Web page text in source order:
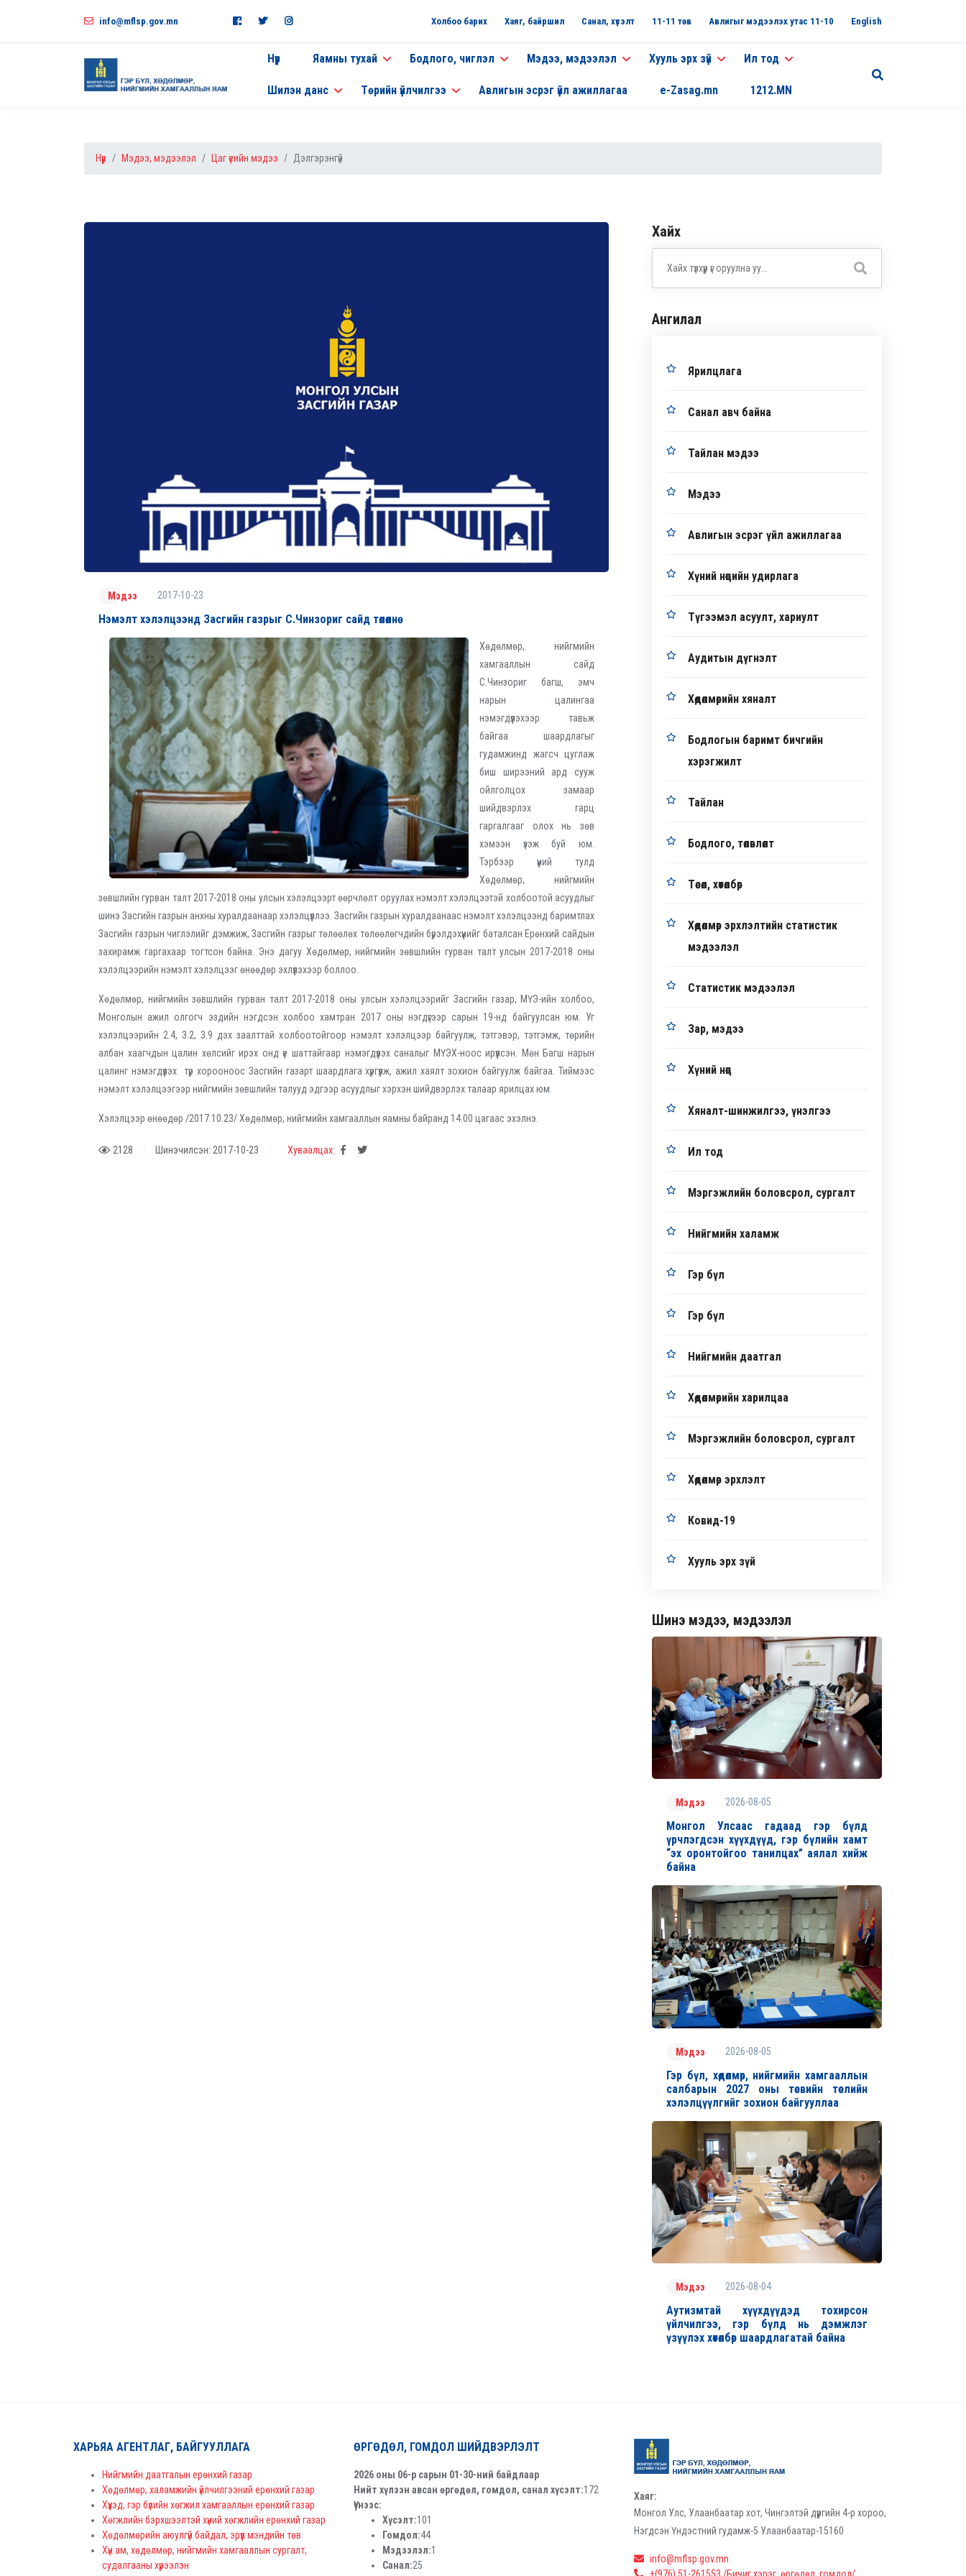
info@mflsp.gov.mn Холбоо барих Хаяг, байршил Санал, хүсэлт 11-11 төв Авлигыг мэдээлэх утас 11-10 English
Нүүр Яамны тухай Бодлого, чиглэл Мэдээ, мэдээлэл Хууль эрх зүй Ил тод
Шилэн данс Төрийн үйлчилгээ Авлигын эсрэг үйл ажиллагаа e-Zasag.mn 1212.MN
Нүүр Мэдээ, мэдээлэл Цаг үеийн мэдээ Дэлгэрэнгүй
Мэдээ 2017-10-23
Нэмэлт хэлэлцээнд Засгийн газрыг С.Чинзориг сайд төлөөлнө
Хөдөлмөр, нийгмийн
хамгааллын сайд
С.Чинзориг багш, эмч
нарын цалингаа
нэмэгдүүлэхээр тавьж
байгаа шаардлагыг
гудамжинд жагсч цуглаж
биш ширээний ард сууж
ойлголцох замаар
шийдвэрлэх гарц
гаргалгааг олох нь зөв
хэмээн үзэж буй юм.
Тэрбээр үүний тулд
Хөдөлмөр, нийгмийн
зөвшлийн гурван талт 2017-2018 оны улсын хэлэлцээрт өөрчлөлт оруулах нэмэлт хэлэлцээтэй холбоотой асуудлыг
шинэ Засгийн газрын анхны хуралдаанаар хэлэлцүүллээ. Засгийн газрын хуралдаанаас нэмэлт хэлэлцээнд баримтлах
Засгийн газрын чиглэлийг дэмжиж, Засгийн газрыг төлөөлөх төлөөлөгчдийн бүрэлдэхүүнийг баталсан Ерөнхий сайдын
захирамж гаргахаар тогтсон байна. Энэ дагуу Хөдөлмөр, нийгмийн зөвшлийн гурван талт улсын 2017-2018 оны
хэлэлцээрийн нэмэлт хэлэлцээг өнөөдөр эхлүүлэхээр боллоо.
Хөдөлмөр, нийгмийн зөвшлийн гурван талт 2017-2018 оны улсын хэлэлцээрийг Засгийн газар, МҮЭ-ийн холбоо,
Монголын ажил олгогч эздийн нэгдсэн холбоо хамтран 2017 оны нэгдүгээр сарын 19-нд байгуулсан юм. Уг
хэлэлцээрийн 2.4, 3.2, 3.9 дэх заалттай холбоотойгоор нэмэлт хэлэлцээр байгуулж, тэтгэвэр, тэтгэмж, төрийн
албан хаагчдын цалин хөлсийг ирэх онд үе шаттайгаар нэмэгдүүлэх саналыг МҮЭХ-ноос ирүүлсэн. Мөн Багш нарын
цалинг нэмэгдүүлэх түр хорооноос Засгийн газарт шаардлага хүргүүлж, ажил хаялт зохион байгуулж байгаа. Тиймээс
нэмэлт хэлэлцээгээр нийгмийн зөвшлийн талууд эдгээр асуудлыг хэрхэн шийдвэрлэх талаар ярилцах юм.
Хэлэлцээр өнөөдөр /2017.10.23/ Хөдөлмөр, нийгмийн хамгааллын яамны байранд 14.00 цагаас эхэлнэ.
2128 Шинэчилсэн: 2017-10-23 Хуваалцах:
Хайх
Ангилал
Ярилцлага
Санал авч байна
Тайлан мэдээ
Мэдээ
Авлигын эсрэг үйл ажиллагаа
Хүний нөөцийн удирлага
Түгээмэл асуулт, хариулт
Аудитын дүгнэлт
Хөдөлмөрийн хяналт
Бодлогын баримт бичгийн
хэрэгжилт
Тайлан
Бодлого, төлөвлөлт
Төсөл, хөтөлбөр
Хөдөлмөр эрхлэлтийн статистик
мэдээлэл
Статистик мэдээлэл
Зар, мэдээ
Хүний нөөц
Хяналт-шинжилгээ, үнэлгээ
Ил тод
Мэргэжлийн боловсрол, сургалт
Нийгмийн халамж
Гэр бүл
Гэр бүл
Нийгмийн даатгал
Хөдөлмөрийн харилцаа
Мэргэжлийн боловсрол, сургалт
Хөдөлмөр эрхлэлт
Ковид-19
Хууль эрх зүй
Шинэ мэдээ, мэдээлэл
Мэдээ 2026-08-05
Монгол Улсаас гадаад гэр бүлд
үрчлэгдсэн хүүхдүүд, гэр бүлийн хамт
“эх оронтойгоо танилцах” аялал хийж
байна
Мэдээ 2026-08-05
Гэр бүл, хөдөлмөр, нийгмийн хамгааллын
салбарын 2027 оны төсвийн төслийн
хэлэлцүүлгийг зохион байгууллаа
Мэдээ 2026-08-04
Аутизмтай хүүхдүүдэд тохирсон
үйлчилгээ, гэр бүлд нь дэмжлэг
үзүүлэх хөтөлбөр шаардлагатай байна
ХАРЬЯА АГЕНТЛАГ, БАЙГУУЛЛАГА
Нийгмийн даатгалын ерөнхий газар
Хөдөлмөр, халамжийн үйлчилгээний ерөнхий газар
Хүүхэд, гэр бүлийн хөгжил хамгааллын ерөнхий газар
Хөгжлийн бэрхшээлтэй хүний хөгжлийн ерөнхий газар
Хөдөлмөрийн аюулгүй байдал, эрүүл мэндийн төв
Хүн ам, хөдөлмөр, нийгмийн хамгааллын сургалт,
судалгааны хүрээлэн
ӨРГӨДӨЛ, ГОМДОЛ ШИЙДВЭРЛЭЛТ
2026 оны 06-р сарын 01-30-ний байдлаар
Нийт хүлээн авсан өргөдөл, гомдол, санал хүсэлт:172
Үүнээс:
Хүсэлт:101
Гомдол:44
Мэдээлэл:1
Санал:25
Хаяг:
Монгол Улс, Улаанбаатар хот, Чингэлтэй дүүргийн 4-р хороо,
Нэгдсэн Үндэстний гудамж-5 Улаанбаатар-15160
info@mflsp.gov.mn